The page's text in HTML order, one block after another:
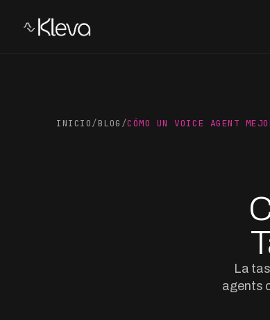
INICIO/BLOG /CÓMO UN VOICE AGENT
La
agents